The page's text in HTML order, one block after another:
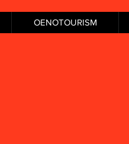
OENOTOURISM